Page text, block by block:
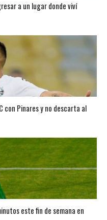
a un lugar donde viví
con Pinares y no descarta al
este fin de semana en